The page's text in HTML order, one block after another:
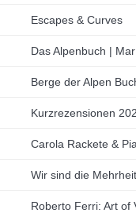
Escapes & Curves
Das Alpenbuch |
Berge der Alpen
Kurzrezensionen
Carola Rackete &
Wir sind die
Roberto Ferri: Art of